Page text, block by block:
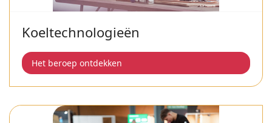
Koeltechnologieën
Het beroep ontdekken